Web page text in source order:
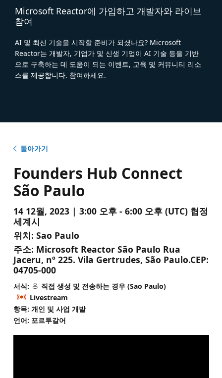
Microsoft Reactor에 가입하고 개발자와 라이브
참여
AI 및 최신 기술을 시작할 준비가 되셨나요? Microsoft
Reactor는 개발자, 기업가 및 신생 기업이 AI 기술 등을 기반
으로 구축하는 데 도움이 되는 이벤트, 교육 및 커뮤니티 리소
스를 제공합니다. 참여하세요.
돌아가기
Founders Hub Connect
São Paulo
14 12월, 2023 | 3:00 오후 - 6:00 오후 (UTC) 협정
세계시
위치: Sao Paulo
주소: Microsoft Reactor São Paulo Rua
Jaceru, nº 225. Vila Gertrudes, São Paulo.CEP:
04705-000
서식:
직접 생성 및 전송하는 경우 (Sao Paulo)
Livestream
항목: 개인 및 사업 개발
언어: 포르투갈어